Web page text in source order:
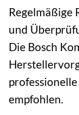
Regelmäßige
und
Die Bosch
empfohlen.